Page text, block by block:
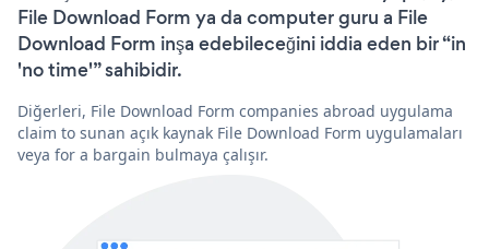
File Download Form ya da computer guru a File
Download Form inşa edebileceğini iddia eden bir “in
'no time'” sahibidir.
Diğerleri, File Download Form companies abroad uygulama
claim to sunan açık kaynak File Download Form uygulamaları
veya for a bargain bulmaya çalışır.